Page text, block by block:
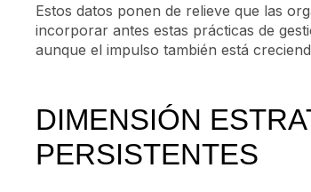
Estos datos ponen de relieve que las
incorporar antes estas prácticas de
aunque el impulso también está
DIMENSIÓN
PERSISTENTES